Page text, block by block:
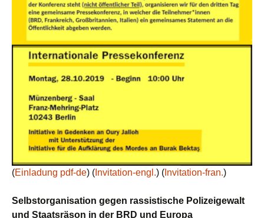
(Einladung pdf-de) ( Invitation-engl.) ( Invitation-fran.)
Selbstorganisation gegen rassistische Polizeigewalt
und Staatsräson in der BRD und Europa